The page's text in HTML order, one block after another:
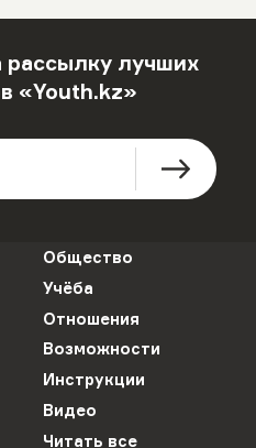
лучших
«Youth.kz»
Общество
Учёба
Отношения
Возможности
Инструкции
Видео
Читать все